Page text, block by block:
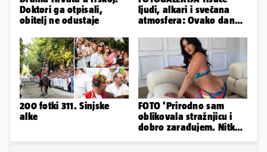
Doktori ga otpisali,
obitelj ne odustaje
ljudi, alkari i svečana
atmosfera: Ovako danas
200 fotki 311. Sinjske
alke
FOTO 'Prirodno sam
oblikovala stražnjicu i
dobro zarađujem. Nitko